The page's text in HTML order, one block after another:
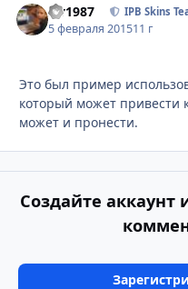
siv1987 IPB Skins
5 февраля 201511 г
Это был пример
который может привести
может и пронести.
Создайте аккаунт